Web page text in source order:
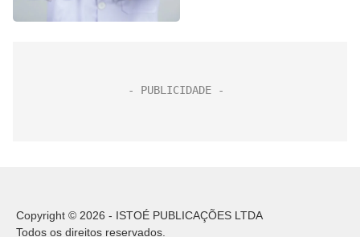
Copyright © 2026 - ISTOÉ PUBLICAÇÕES LTDA
Todos os direitos reservados.